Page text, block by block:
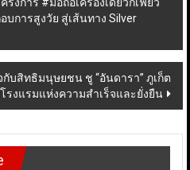
งการ #มือถือเครื่องเดียวก็เฟี้ยว
การสูงวัย สู่เส้นทาง Silver
กับสิทธิมนุษยชน ชู “อันดารา” ภูเก็ต
รงแรมแห่งความสำเร็จและยั่งยืน